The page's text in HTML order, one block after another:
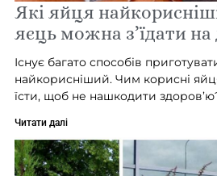
Які яйця
яєць можна з’їдати на
Існує багато способів
найкорисніший. Чим корисні
їсти, щоб не нашкодити
Читати далі